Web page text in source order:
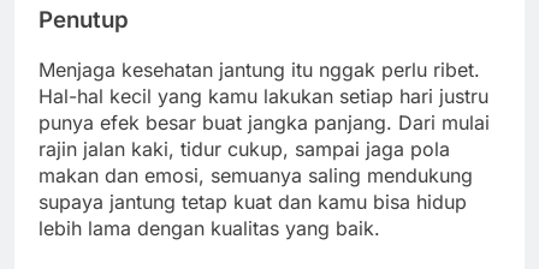
Penutup
Menjaga kesehatan jantung itu nggak perlu ribet.
Hal-hal kecil yang kamu lakukan setiap hari justru
punya efek besar buat jangka panjang. Dari mulai
rajin jalan kaki, tidur cukup, sampai jaga pola
makan dan emosi, semuanya saling mendukung
supaya jantung tetap kuat dan kamu bisa hidup
lebih lama dengan kualitas yang baik.